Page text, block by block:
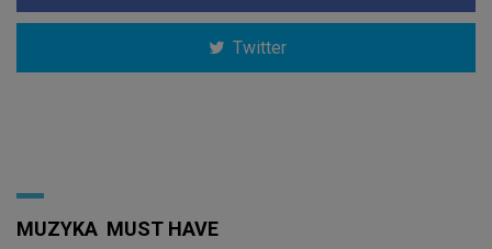
Twitter
MUZYKA MUST HAVE